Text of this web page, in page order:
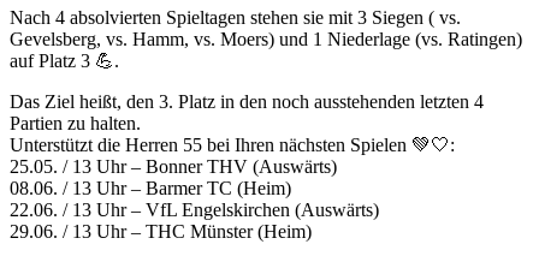
Nach 4 absolvierten Spieltagen stehen sie mit 3 Siegen ( vs.
Gevelsberg, vs. Hamm, vs. Moers) und 1 Niederlage (vs. Ratingen)
auf Platz 3 💪.
Das Ziel heißt, den 3. Platz in den noch ausstehenden letzten 4
Partien zu halten.
Unterstützt die Herren 55 bei Ihren nächsten Spielen 💚🤍:
25.05. / 13 Uhr – Bonner THV (Auswärts)
08.06. / 13 Uhr – Barmer TC (Heim)
22.06. / 13 Uhr – VfL Engelskirchen (Auswärts)
29.06. / 13 Uhr – THC Münster (Heim)